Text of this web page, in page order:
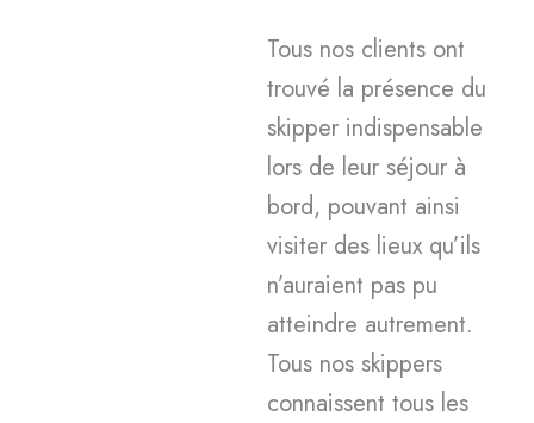
Tous nos clients ont
trouvé la présence du
skipper indispensable
lors de leur séjour à
bord, pouvant ainsi
visiter des lieux qu’ils
n’auraient pas pu
atteindre autrement.
Tous nos skippers
connaissent tous les